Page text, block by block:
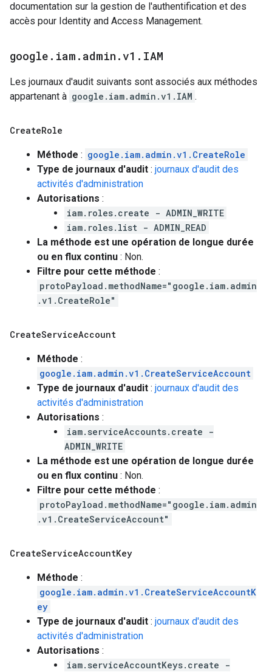
documentation sur la gestion de l'authentification et des
accès pour Identity and Access Management.
google . iam . admin . v1 . IAM
Les journaux d'audit suivants sont associés aux méthodes
appartenant à google.iam.admin.v1.IAM .
CreateRole
Méthode : google.iam.admin.v1.CreateRole
Type de journaux d'audit : journaux d'audit des
activités d'administration
Autorisations :
iam.roles.create - ADMIN_WRITE
iam.roles.list - ADMIN_READ
La méthode est une opération de longue durée
ou en flux continu : Non.
Filtre pour cette méthode :
protoPayload.methodName="google.iam.admin
.v1.CreateRole"
CreateServiceAccount
Méthode :
google.iam.admin.v1.CreateServiceAccount
Type de journaux d'audit : journaux d'audit des
activités d'administration
Autorisations :
iam.serviceAccounts.create -
ADMIN_WRITE
La méthode est une opération de longue durée
ou en flux continu : Non.
Filtre pour cette méthode :
protoPayload.methodName="google.iam.admin
.v1.CreateServiceAccount"
CreateServiceAccountKey
Méthode :
google.iam.admin.v1.CreateServiceAccountK
ey
Type de journaux d'audit : journaux d'audit des
activités d'administration
Autorisations :
iam.serviceAccountKeys.create -